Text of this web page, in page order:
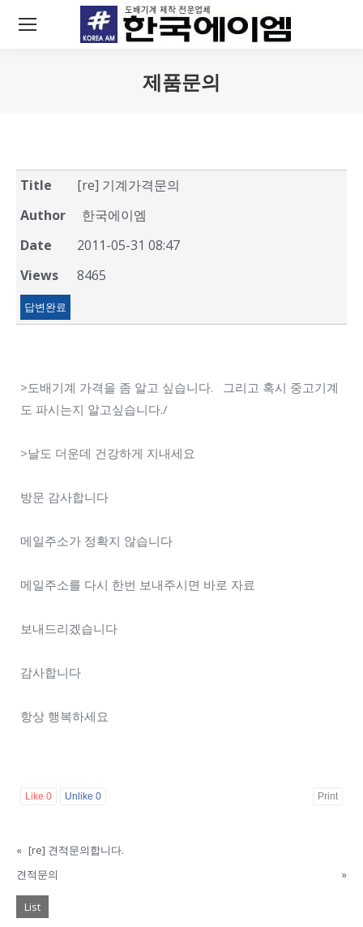
제품문의
Title
[re] 기계가격문의
Author
한국에이엠
Date
2011-05-31 08:47
Views
8465
답변완료
>도배기계 가격을 좀 알고 싶습니다. 그리고 혹시 중고기계
도 파시는지 알고싶습니다./
>날도 더운데 건강하게 지내세요
방문 감사합니다
메일주소가 정확지 않습니다
메일주소를 다시 한번 보내주시면 바로 자료
보내드리겠습니다
감사합니다
항상 행복하세요
Like 0 Unlike 0 Print
« [re] 견적문의합니다.
견적문의
»
List